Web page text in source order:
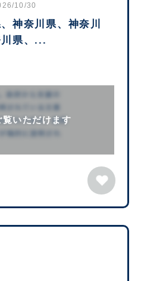
10/30
神奈川県、神奈川
県、...
いただけます